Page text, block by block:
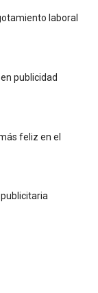
laboral
publicidad
feliz en el